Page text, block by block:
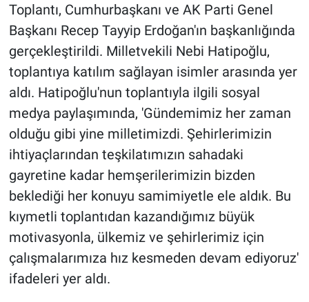
Toplantı, Cumhurbaşkanı ve AK Parti Genel
Başkanı Recep Tayyip Erdoğan'ın başkanlığında
gerçekleştirildi. Milletvekili Nebi Hatipoğlu,
toplantıya katılım sağlayan isimler arasında yer
aldı. Hatipoğlu'nun toplantıyla ilgili sosyal
medya paylaşımında, 'Gündemimiz her zaman
olduğu gibi yine milletimizdi. Şehirlerimizin
ihtiyaçlarından teşkilatımızın sahadaki
gayretine kadar hemşerilerimizin bizden
beklediği her konuyu samimiyetle ele aldık. Bu
kıymetli toplantıdan kazandığımız büyük
motivasyonla, ülkemiz ve şehirlerimiz için
çalışmalarımıza hız kesmeden devam ediyoruz'
ifadeleri yer aldı.